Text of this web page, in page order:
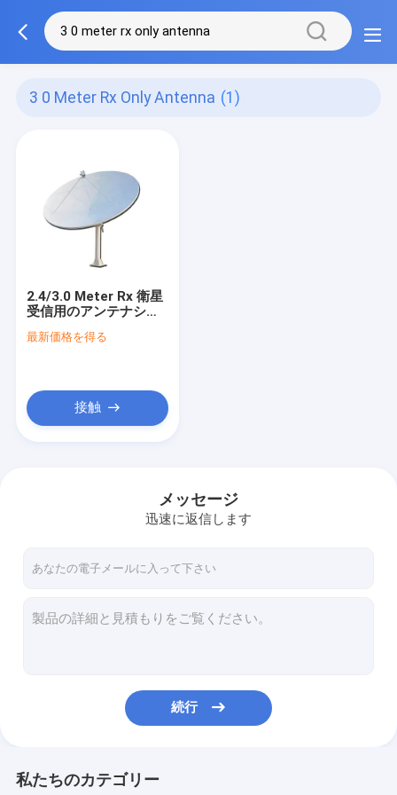
3 0 Meter Rx Only Antenna (1)
2.4/3.0 Meter Rx 衛星
受信用のアンテナシス
最新価格を得る
接触
メッセージ
迅速に返信します
続行
私たちのカテゴリー